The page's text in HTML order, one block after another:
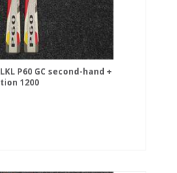
P60 GC second-hand +
1200